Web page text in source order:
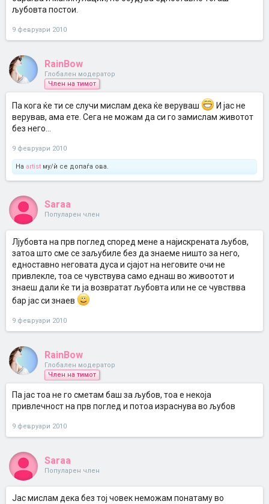
љубовта постои.
9 февруари 2010
RainBow
Глобален модератор
Член на тимот
Па кога ќе ти се случи мислам дека ќе веруваш
И јас не
верував, ама ете. Сега не можам да си го замислам животот
без него...
9 февруари 2010
На artist му/ѝ се допаѓа ова.
Saraa
Популарен член
Лјубовта на прв поглед според мене а најискрената љубов,
затоа што сме се заљубиле без да знаеме ништо за него,
едноставно неговата дуса и сјајот на неговите очи не
привлекле, тоа се чувствува само еднаш во живоотот и
знаеш дали ќе ти ја возвратат љубовта или не се чувствва
бар јас си знаев
9 февруари 2010
RainBow
Глобален модератор
Член на тимот
Па јас тоа не го сметам баш за љубов, тоа е некоја
привлечност на прв поглед и потоа израснува во љубов
9 февруари 2010
Saraa
Популарен член
Јас мислам дека без тој човек неможам понатаму во